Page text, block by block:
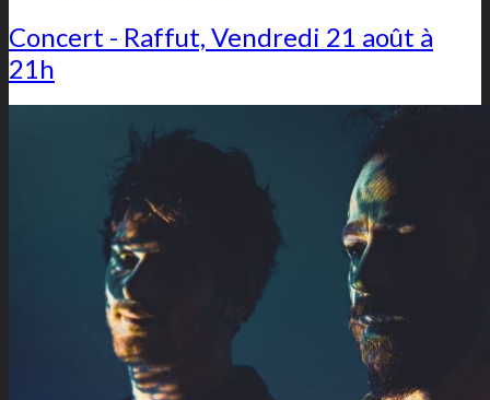
Concert - Raffut, Vendredi 21 août à
21h